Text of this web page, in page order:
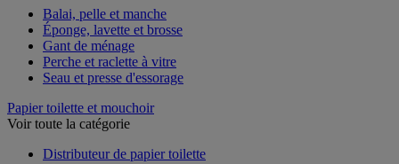
Balai, pelle et manche
Éponge, lavette et brosse
Gant de ménage
Perche et raclette à vitre
Papier toilette et mouchoir